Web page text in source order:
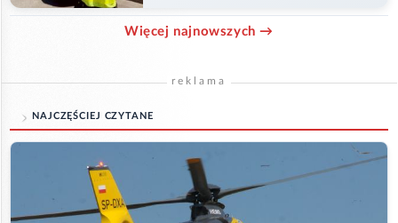
Więcej najnowszych →
reklama
NAJCZĘŚCIEJ CZYTANE